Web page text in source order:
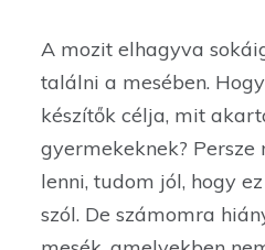
A mozit elhagyva
találni a mesében.
készítők célja, mit
gyermekeknek?
lenni, tudom jól, hogy
szól. De számomra